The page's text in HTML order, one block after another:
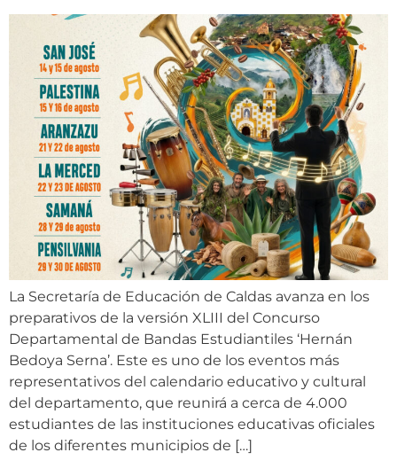
La Secretaría de Educación de Caldas avanza en los
preparativos de la versión XLIII del Concurso
Departamental de Bandas Estudiantiles ‘Hernán
Bedoya Serna’. Este es uno de los eventos más
representativos del calendario educativo y cultural
del departamento, que reunirá a cerca de 4.000
estudiantes de las instituciones educativas oficiales
de los diferentes municipios de […]